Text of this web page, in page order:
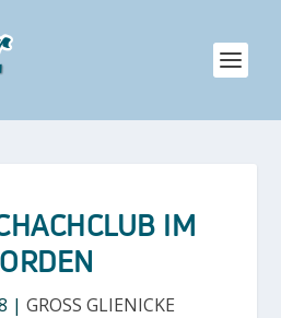
IM
| GROSS GLIENICKE